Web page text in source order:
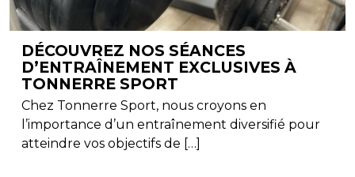
DÉCOUVREZ NOS SÉANCES
D’ENTRAÎNEMENT EXCLUSIVES À
TONNERRE SPORT
Chez Tonnerre Sport, nous croyons en
l’importance d’un entraînement diversifié pour
atteindre vos objectifs de […]